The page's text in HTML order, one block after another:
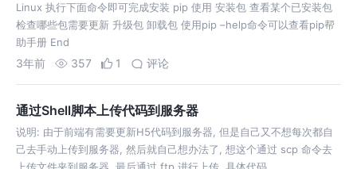
Linux 执行下面命令即可完成安装 pip 使用 安装包 查看某个已安装包
检查哪些包需要更新 升级包 卸载包 使用pip –help命令可以查看pip帮
助手册 End
3年前 357 1 评论
通过Shell脚本上传代码到服务器
说明: 由于前端有需要更新H5代码到服务器, 但是自己又不想每次都自
己去手动上传到服务器, 然后就自己想办法了, 想这个通过 scp 命令去